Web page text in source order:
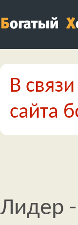
В
сайта
Лидер